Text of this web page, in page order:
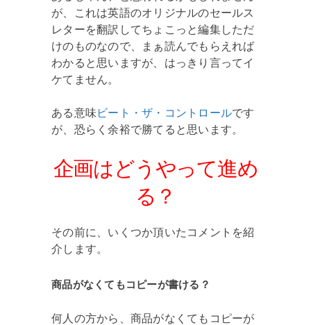
が、これは英語のオリジナルのセールス
レターを翻訳してちょこっと編集しただ
けのものなので、まぁ読んでもらえれば
わかると思いますが、はっきり言ってイ
ケてません。
ある意味 ビート・ザ・コントロールです
が、恐らく余裕で勝てると思います。
企画はどうやって進め
る？
その前に、いくつか頂いたコメントを紹
介します。
商品がなくてもコピーが書ける？
何人の方から、商品がなくてもコピーが